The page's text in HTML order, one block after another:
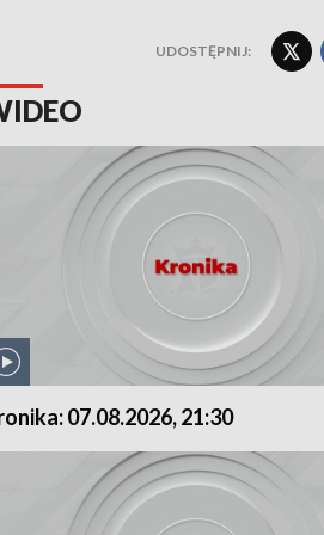
UDOSTĘPNIJ:
07.08.2026, 21:30